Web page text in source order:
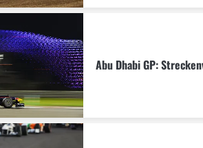
Abu Dhabi GP: